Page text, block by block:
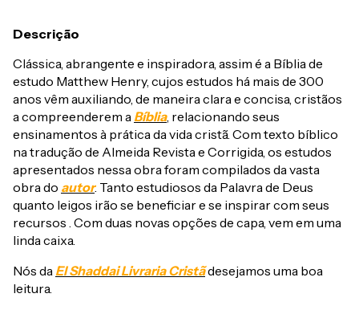
Descrição
Clássica, abrangente e inspiradora, assim é a Bíblia de
estudo Matthew Henry, cujos estudos há mais de 300
anos vêm auxiliando, de maneira clara e concisa, cristãos
a compreenderem a Bíblia, relacionando seus
ensinamentos à prática da vida cristã. Com texto bíblico
na tradução de Almeida Revista e Corrigida, os estudos
apresentados nessa obra foram compilados da vasta
obra do autor. Tanto estudiosos da Palavra de Deus
quanto leigos irão se beneficiar e se inspirar com seus
recursos . Com duas novas opções de capa, vem em uma
linda caixa.
Nós da El Shaddai Livraria Cristãdesejamos uma boa
leitura.